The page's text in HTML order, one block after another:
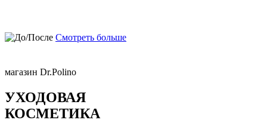
Смотреть больше
магазин Dr.Polino
УХОДОВАЯ
КОСМЕТИКА